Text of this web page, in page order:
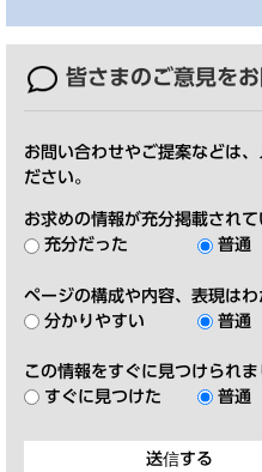
皆さまのご意見を
お問い合わせやご提案などは
ださい。
お求めの情報が充分掲載され
充分だった
普通
ページの構成や内容、表現は
分かりやすい
普通
この情報をすぐに見つけられま
すぐに見つけた
普通